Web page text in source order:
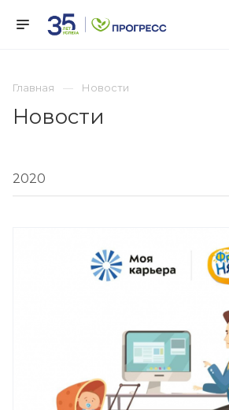
Главная Новости
Новости